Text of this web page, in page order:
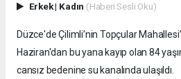
Erkek| Kadın (Haberi Sesli Oku)
Düzce'de Çilimli’nin Topçular
Haziran'dan bu yana kayıp olan 84
cansız bedenine su kanalında ulaşıldı.